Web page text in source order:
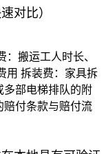
对比）
搬运工人时长、
用 拆装费：家具拆
多部电梯排队的附
赔付条款与赔付流